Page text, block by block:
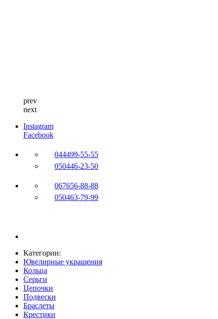
prev
next
Instagram
Facebook
044499-55-55
050446-23-50
067656-88-88
050463-79-99
Категории:
Ювелирные украшения
Кольца
Серьги
Цепочки
Подвески
Браслеты
Крестики